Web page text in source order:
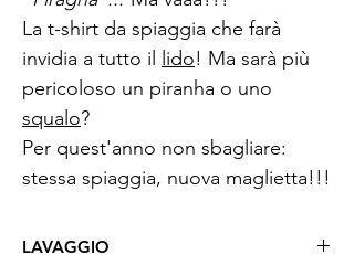
La t-shirt da spiaggia che farà
invidia a tutto il
lido! Ma sarà più
pericoloso un piranha o uno
squalo?
Per quest'anno non sbagliare:
stessa spiaggia, nuova maglietta!!!
LAVAGGIO